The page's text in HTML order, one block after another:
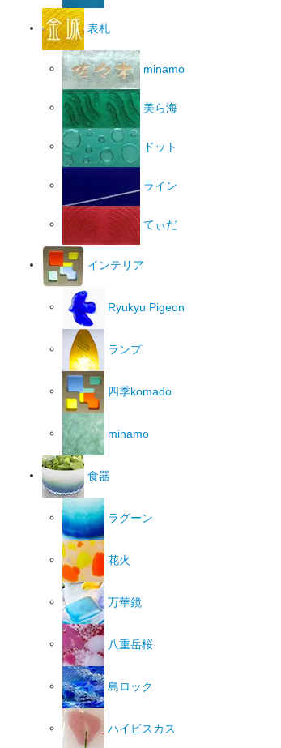
表札
minamo
美ら海
ドット
ライン
てぃだ
インテリア
Ryukyu Pigeon
ランプ
四季komado
minamo
食器
ラグーン
花火
万華鏡
八重岳桜
島ロック
ハイビスカス